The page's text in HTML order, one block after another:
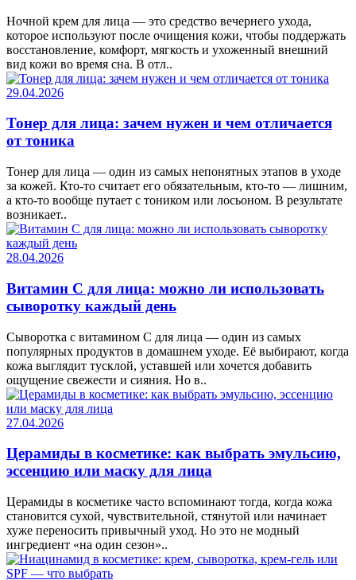
Ночной крем для лица — это средство вечернего ухода,
которое используют после очищения кожи, чтобы поддержать
восстановление, комфорт, мягкость и ухоженный внешний
вид кожи во время сна. В отл..
29.04.2026
Тонер для лица: зачем нужен и чем отличается
от тоника
Тонер для лица — один из самых непонятных этапов в уходе
за кожей. Кто-то считает его обязательным, кто-то — лишним,
а кто-то вообще путает с тоником или лосьоном. В результате
возникает..
28.04.2026
Витамин C для лица: можно ли использовать
сыворотку каждый день
Сыворотка с витамином C для лица — один из самых
популярных продуктов в домашнем уходе. Её выбирают, когда
кожа выглядит тусклой, уставшей или хочется добавить
ощущение свежести и сияния. Но в..
27.04.2026
Церамиды в косметике: как выбрать эмульсию,
эссенцию или маску для лица
Церамиды в косметике часто вспоминают тогда, когда кожа
становится сухой, чувствительной, стянутой или начинает
хуже переносить привычный уход. Но это не модный
ингредиент «на один сезон»..